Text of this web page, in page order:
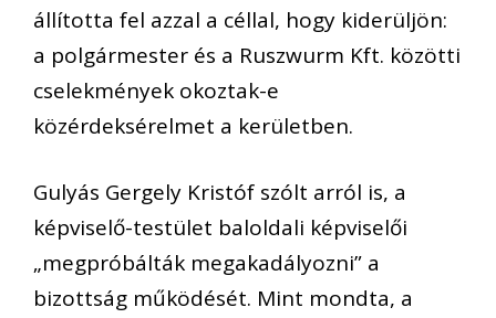
állította fel azzal a céllal, hogy kiderüljön:
a polgármester és a Ruszwurm Kft. közötti
cselekmények okoztak-e
közérdeksérelmet a kerületben.
Gulyás Gergely Kristóf szólt arról is, a
képviselő-testület baloldali képviselői
„megpróbálták megakadályozni” a
bizottság működését. Mint mondta, a